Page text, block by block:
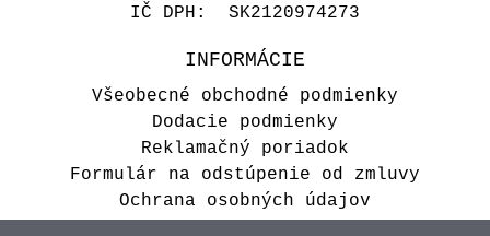
IČ DPH: SK2120974273
INFORMÁCIE
Všeobecné obchodné podmienky
Dodacie podmienky
Reklamačný poriadok
Formulár na odstúpenie od zmluvy
Ochrana osobných údajov